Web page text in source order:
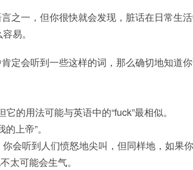
之一，但你很快就会发现，脏话在日常生
易。
定会听到一些这样的词，那么确切地知道
的用法可能与英语中的“fuck”最相似。
上帝”。
会听到人们愤怒地尖叫，但同样地，如果
太可能会生气。